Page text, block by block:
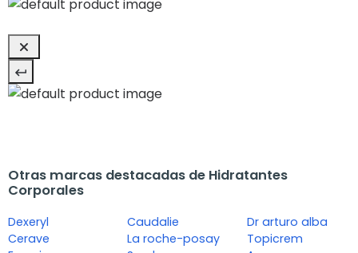
Otras marcas destacadas de Hidratantes
Corporales
Dexeryl
Cerave
Caudalie
La roche-posay
Dr arturo alba
Topicrem